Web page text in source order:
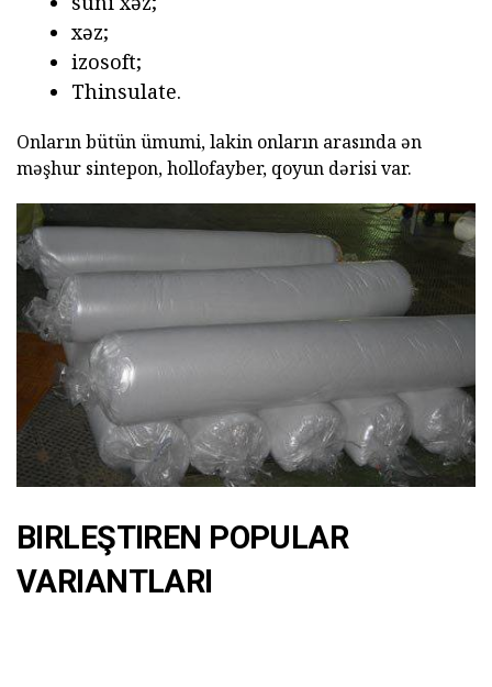
xəz;
izosoft;
Thinsulate.
Onların bütün ümumi, lakin onların arasında ən
məşhur sintepon, hollofayber, qoyun dərisi var.
BIRLEŞTIREN POPULAR
VARIANTLARI